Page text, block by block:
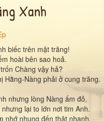
Xanh
biếc trên mặt trăng!
hoài bên sao hoả.
Chàng vậy hả?
Hằng-Nàng phải ở cung trăng.
nhưng lòng Nàng ấm đỏ,
lại to lớn nơi tim Anh.
nhớ nhung đến thật nhanh,